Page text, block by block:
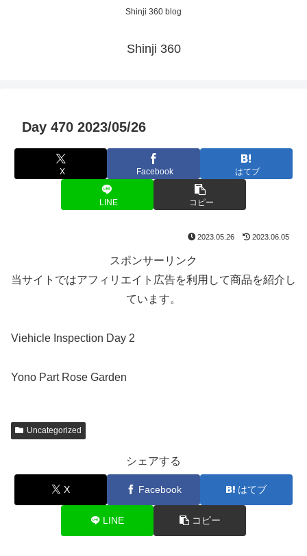
Shinji 360 blog
Shinji 360
Day 470 2023/05/26
X Facebook はてブ
LINE コピー
2023.05.26 2023.06.05
スポンサーリンク
当サイトではアフィリエイト広告を利用して商品を紹介し
ています。
Viehicle Inspection Day 2
Yono Part Rose Garden
Uncategorized
シェアする
X Facebook はてブ
LINE コピー